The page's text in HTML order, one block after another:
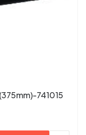
741015